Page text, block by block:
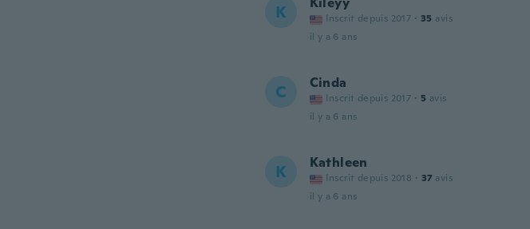
K Inscrit depuis 2017 · 35 avis
il y a 6 ans
C Cinda
Inscrit depuis 2017 · 5 avis
il y a 6 ans
K Kathleen
Inscrit depuis 2018 · 37 avis
il y a 6 ans